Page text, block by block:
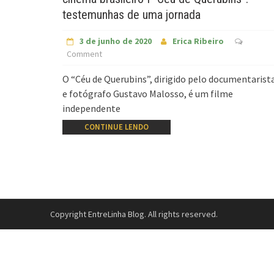
testemunhas de uma jornada
3 de junho de 2020
Erica Ribeiro
Comment
O “Céu de Querubins”, dirigido pelo
e fotógrafo Gustavo Malosso, é um filme
independente
CONTINUE LENDO
Copyright EntreLinha Blog. All rights reserved.